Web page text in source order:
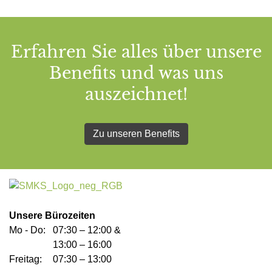
Erfahren Sie alles über unsere
Benefits und was uns
auszeichnet!
Zu unseren Benefits
Unsere Bürozeiten
Mo - Do: 07:30 – 12:00 &
13:00 – 16:00
Freitag:
07:30 – 13:00